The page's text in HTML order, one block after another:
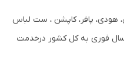
هودی، پافر، کاپشن ، ست لباس
فوری به کل کشور درخدمت